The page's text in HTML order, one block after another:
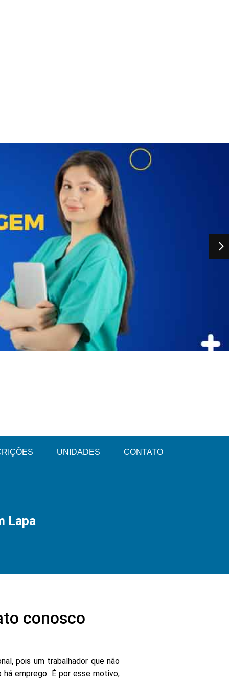
UNIDADES CONTATO
Lapa
conosco
pois um trabalhador que não
emprego. É por esse motivo,